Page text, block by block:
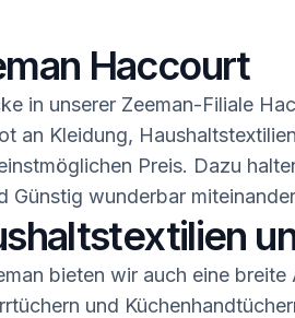
Haccourt
in unserer Zeeman-Filiale
an Kleidung,
Preis. Dazu
Günstig wunderbar
bieten wir auch eine
und